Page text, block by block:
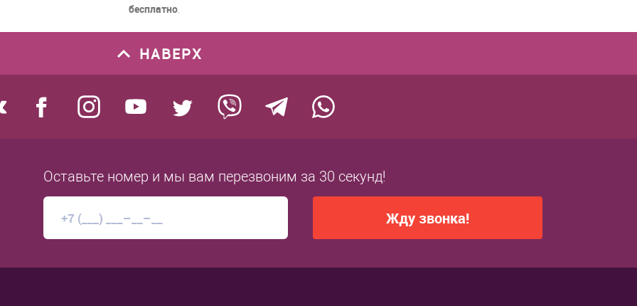
бесплатно
НАВЕРХ
Оставьте номер и мы вам перезвоним за 30 секунд!
Жду звонка!